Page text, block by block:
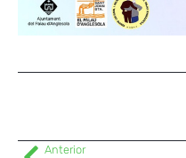
Anterior